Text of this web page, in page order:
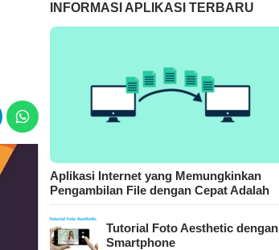
INFORMASI APLIKASI TERBARU
Aplikasi Internet yang Memungkinkan
Pengambilan File dengan Cepat Adalah
Tutorial Foto Aesthetic dengan
Smartphone